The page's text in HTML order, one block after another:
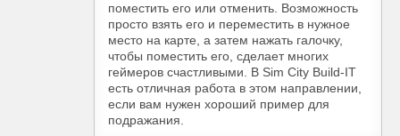
поместить его или отменить. Возможность
просто взять его и переместить в нужное
место на карте, а затем нажать галочку,
чтобы поместить его, сделает многих
геймеров счастливыми. В Sim City Build-IT
есть отличная работа в этом направлении,
если вам нужен хороший пример для
подражания.